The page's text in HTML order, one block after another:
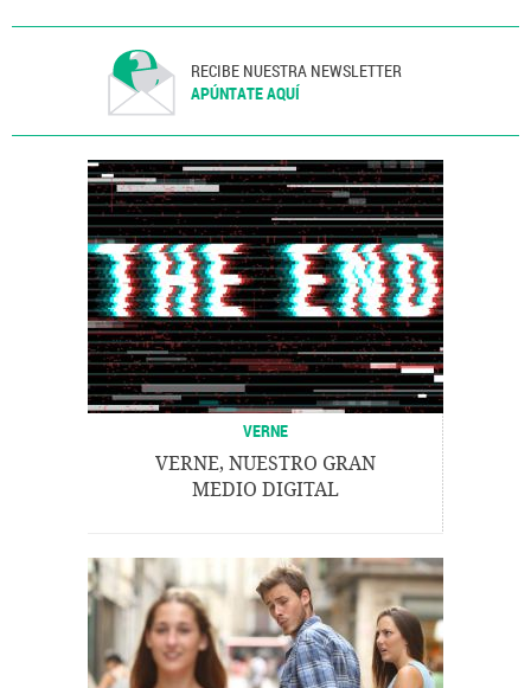
RECIBE NUESTRA NEWSLETTER
APÚNTATE AQUÍ
VERNE
VERNE, NUESTRO GRAN
MEDIO DIGITAL